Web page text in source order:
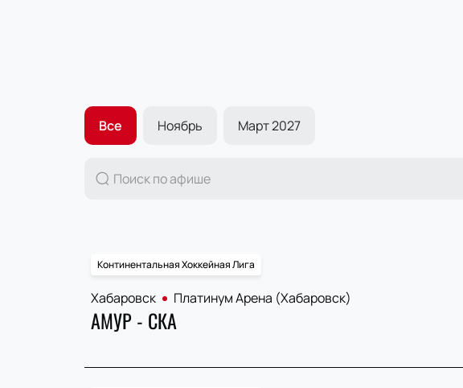
Все Ноябрь Март 2027
Континентальная Хоккейная Лига
Хабаровск Платинум Арена (Хабаровск)
АМУР - СКА